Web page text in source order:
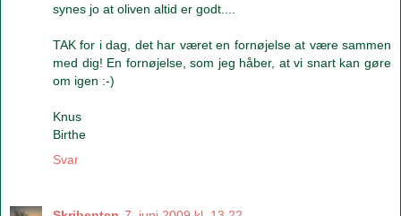
synes jo at oliven altid er godt....
TAK for i dag, det har været en fornøjelse at være sammen
med dig! En fornøjelse, som jeg håber, at vi snart kan gøre
om igen :-)
Knus
Birthe
Svar